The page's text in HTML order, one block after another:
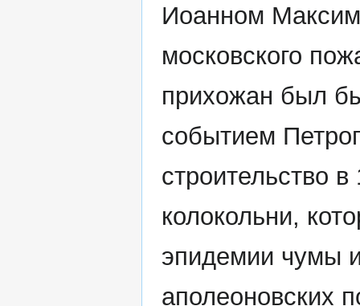
Иоанном
московского
прихожан был
событием
строительство
колокольни,
эпидемии чумы
аполеоновских